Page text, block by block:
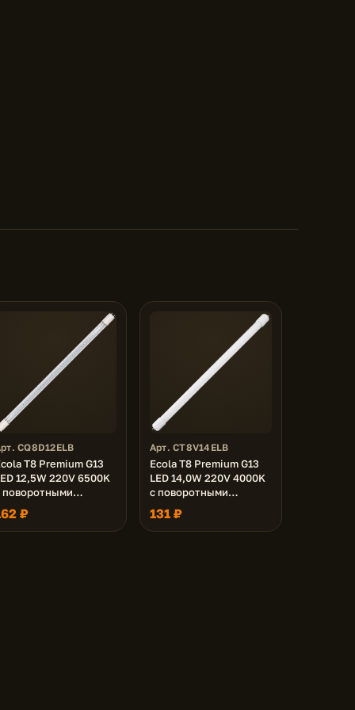
CQ8D12ELB
T8 Premium G13
12,5W 220V 6500K
поворотными
(прозрачное
605x28
8/24)
₽
Арт. CT8V14ELB
Ecola T8 Premium G13
LED 14,0W 220V 4000K
с поворотными
цоколями (матовое
стекло) 605x28
(упак.инд.п/э. /25)
131 ₽